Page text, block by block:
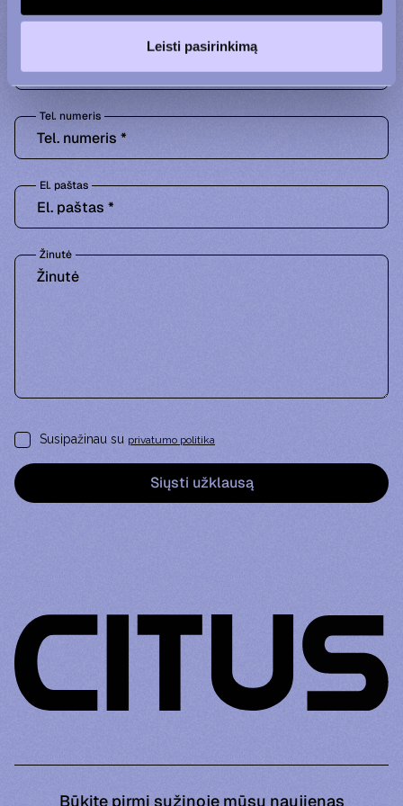
Leisti pasirinkimą
Tel. numeris
El. paštas
Žinutė
Susipažinau su privatumo politika
Būkite pirmi sužinoję mūsų naujienas